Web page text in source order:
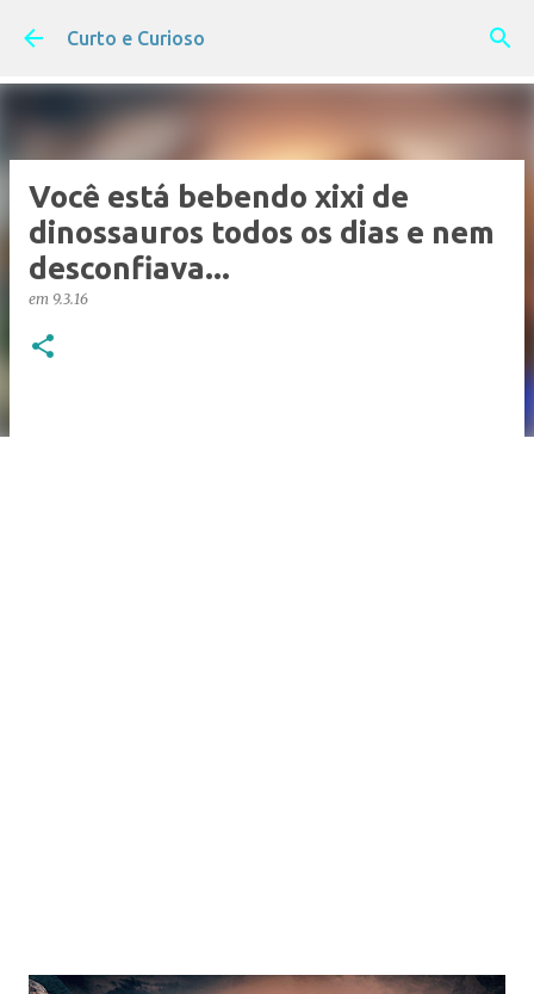
Pular para o conteúdo principal
Curto e Curioso
Você está bebendo xixi de
dinossauros todos os dias e nem
desconfiava...
em 9.3.16